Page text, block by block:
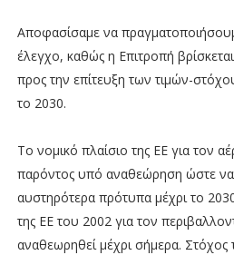
Αποφασίσαμε να
έλεγχο, καθώς η Επιτροπή
προς την επίτευξη των τιμών-
το 2030.
Το νομικό πλαίσιο της ΕΕ για τον
παρόντος υπό αναθεώρηση ώστε
αυστηρότερα πρότυπα μέχρι το
της ΕΕ του 2002 για τον
αναθεωρηθεί μέχρι σήμερα. Στόχος